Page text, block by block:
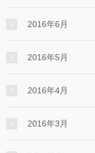
2016年6月
2016年5月
2016年4月
2016年3月